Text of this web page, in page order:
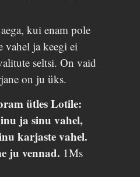
kui enam pole
vahel ja keegi ei
seltsi. On vaid
on ju üks.
ütles Lotile:
ja sinu vahel,
karjaste vahel.
ju vennad. 1Ms